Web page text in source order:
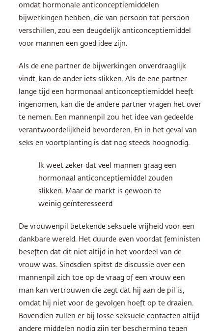
omdat hormonale anticonceptiemiddelen
bijwerkingen hebben, die van persoon tot persoon
verschillen, zou een deugdelijk anticonceptiemiddel
voor mannen een goed idee zijn.
Als de ene partner de bijwerkingen onverdraaglijk
vindt, kan de ander iets slikken. Als de ene partner
lange tijd een hormonaal anticonceptiemiddel heeft
ingenomen, kan die de andere partner vragen het over
te nemen. Een mannenpil zou het idee van gedeelde
verantwoordelijkheid bevorderen. En in het geval van
seks en voortplanting is dat nog steeds hoognodig.
Ik weet zeker dat veel mannen graag een
hormonaal anticonceptiemiddel zouden
slikken. Maar de markt is gewoon te
weinig geïnteresseerd
De vrouwenpil betekende seksuele vrijheid voor een
dankbare wereld. Het duurde even voordat feministen
beseften dat dit niet altijd in het voordeel van de
vrouw was. Sindsdien spitst de discussie over een
mannenpil zich toe op de vraag of een vrouw een
man kan vertrouwen die zegt dat hij aan de pil is,
omdat hij niet voor de gevolgen hoeft op te draaien.
Bovendien zullen er bij losse seksuele contacten altijd
andere middelen nodig zijn ter bescherming tegen